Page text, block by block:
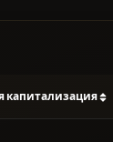
капитализация